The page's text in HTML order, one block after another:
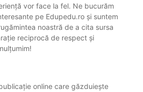
vor face la fel. Ne bucurăm
pe Edupedu.ro și suntem
noastră de a cita sursa
reciprocă de respect și
online care găzduiește